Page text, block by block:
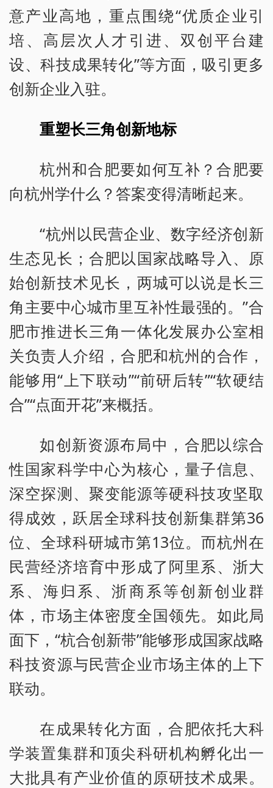
意产业高地，重点围绕“优质企业引
培、高层次人才引进、双创平台建
设、科技成果转化”等方面，吸引更多
创新企业入驻。
重塑长三角创新地标
杭州和合肥要如何互补？合肥要
向杭州学什么？答案变得清晰起来。
“杭州以民营企业、数字经济创新
生态见长；合肥以国家战略导入、原
始创新技术见长，两城可以说是长三
角主要中心城市里互补性最强的。”合
肥市推进长三角一体化发展办公室相
关负责人介绍，合肥和杭州的合作，
能够用“上下联动”“前研后转”“软硬结
合”“点面开花”来概括。
如创新资源布局中，合肥以综合
性国家科学中心为核心，量子信息、
深空探测、聚变能源等硬科技攻坚取
得成效，跃居全球科技创新集群第36
位、全球科研城市第13位。而杭州在
民营经济培育中形成了阿里系、浙大
系、海归系、浙商系等创新创业群
体，市场主体密度全国领先。如此局
面下，“杭合创新带”能够形成国家战略
科技资源与民营企业市场主体的上下
联动。
在成果转化方面，合肥依托大科
学装置集群和顶尖科研机构孵化出一
大批具有产业价值的原研技术成果。